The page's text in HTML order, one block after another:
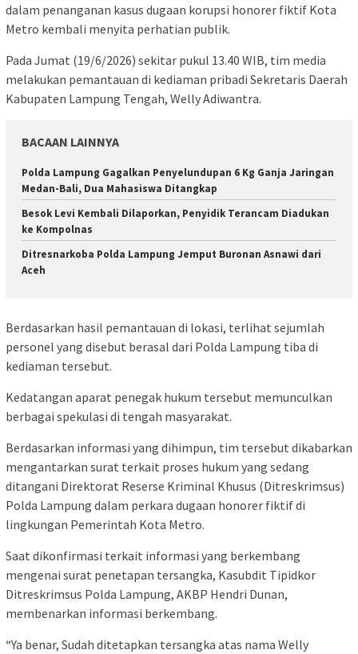
dalam penanganan kasus dugaan korupsi honorer fiktif Kota
Metro kembali menyita perhatian publik.
Pada Jumat (19/6/2026) sekitar pukul 13.40 WIB, tim media
melakukan pemantauan di kediaman pribadi Sekretaris Daerah
Kabupaten Lampung Tengah, Welly Adiwantra.
BACAAN LAINNYA
Polda Lampung Gagalkan Penyelundupan 6 Kg Ganja Jaringan
Medan-Bali, Dua Mahasiswa Ditangkap
Besok Levi Kembali Dilaporkan, Penyidik Terancam Diadukan
ke Kompolnas
Ditresnarkoba Polda Lampung Jemput Buronan Asnawi dari
Aceh
Berdasarkan hasil pemantauan di lokasi, terlihat sejumlah
personel yang disebut berasal dari Polda Lampung tiba di
kediaman tersebut.
Kedatangan aparat penegak hukum tersebut memunculkan
berbagai spekulasi di tengah masyarakat.
Berdasarkan informasi yang dihimpun, tim tersebut dikabarkan
mengantarkan surat terkait proses hukum yang sedang
ditangani Direktorat Reserse Kriminal Khusus (Ditreskrimsus)
Polda Lampung dalam perkara dugaan honorer fiktif di
lingkungan Pemerintah Kota Metro.
Saat dikonfirmasi terkait informasi yang berkembang
mengenai surat penetapan tersangka, Kasubdit Tipidkor
Ditreskrimsus Polda Lampung, AKBP Hendri Dunan,
membenarkan informasi berkembang.
“Ya benar, Sudah ditetapkan tersangka atas nama Welly